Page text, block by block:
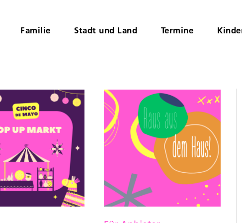
Familie Stadt und Land Termine